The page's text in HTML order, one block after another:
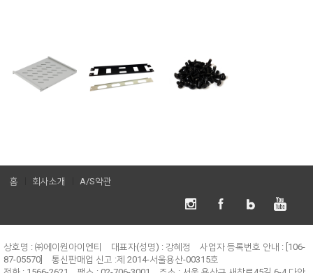
홈 회사소개 A/S약관
상호명 : ㈜에이원아이엔티 대표자(성명) : 강혜정
사업자 등록번호 안내 : [106-
87-05570]
통신판매업 신고 :제 2014-서울용산-00315호